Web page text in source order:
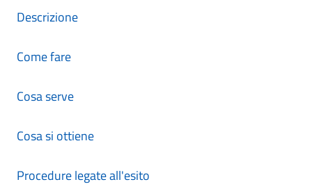
Descrizione
Come fare
Cosa serve
Cosa si ottiene
Procedure legate all'esito